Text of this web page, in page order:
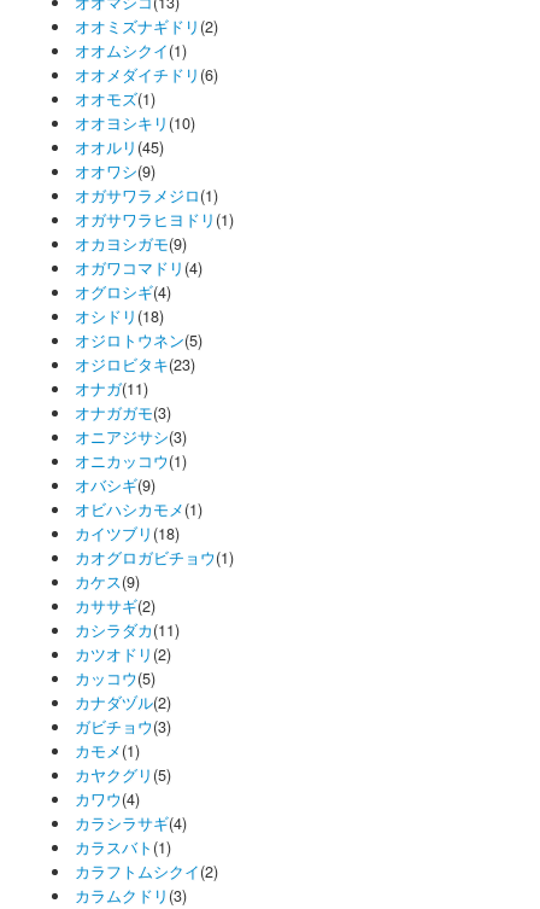
オオミズナギドリ (2)
オオムシクイ(1)
オオメダイチドリ (6)
オオモズ(1)
オオヨシキリ (10)
オオルリ (45)
オオワシ(9)
オガサワラメジロ(1)
オガサワラヒヨドリ (1)
オカヨシガモ(9)
オガワコマドリ (4)
オグロシギ(4)
オシドリ (18)
オジロトウネン(5)
オジロビタキ(23)
オナガ(11)
オナガガモ(3)
オニアジサシ(3)
オニカッコウ(1)
オバシギ(9)
オビハシカモメ(1)
カイツブリ (18)
カオグロガビチョウ(1)
カケス(9)
カササギ(2)
カシラダカ(11)
カツオドリ (2)
カッコウ(5)
カナダヅル(2)
ガビチョウ(3)
カモメ(1)
カヤクグリ (5)
カワウ(4)
カラシラサギ(4)
カラスバト (1)
カラフトムシクイ(2)
カラムクドリ (3)